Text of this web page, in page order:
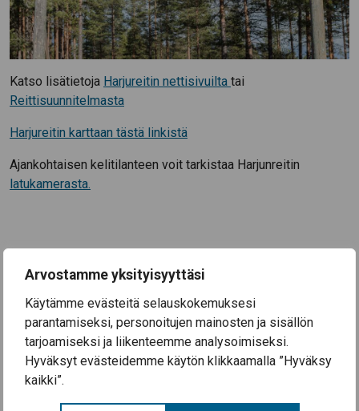
Arvostamme yksityisyyttäsi
Käytämme evästeitä selauskokemuksesi
parantamiseksi, personoitujen mainosten ja sisällön
tarjoamiseksi ja liikenteemme analysoimiseksi.
Hyväksyt evästeidemme käytön klikkaamalla ”Hyväksy
kaikki”.
Katso lisätietoja Harjureitin nettisivuilta tai
Reittisuunnitelmasta
Harjureitin karttaan tästä linkistä
Ajankohtaisen kelitilanteen voit tarkistaa Harjunreitin
latukamerasta.
Ajankohtaista
3.8.2026
Koulutyö alkaa Säkylän kouluissa ke 12.8.2026
28.7.2026